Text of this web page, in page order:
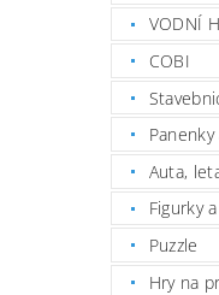
VODNÍ
COBI
Auta,
Figurky
Puzzle
Hry na